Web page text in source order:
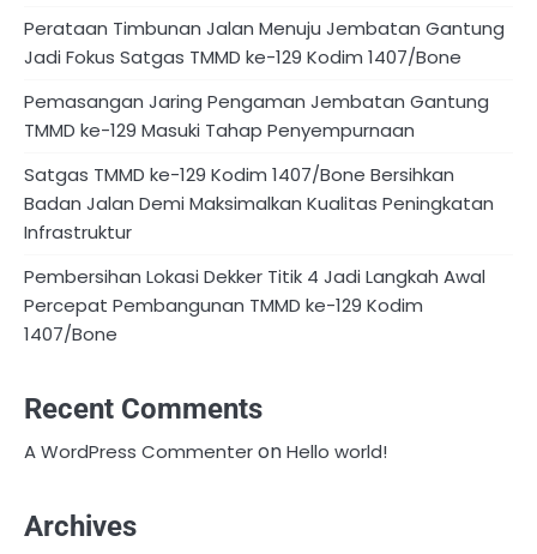
Perataan Timbunan Jalan Menuju Jembatan Gantung
Jadi Fokus Satgas TMMD ke-129 Kodim 1407/Bone
Pemasangan Jaring Pengaman Jembatan Gantung
TMMD ke-129 Masuki Tahap Penyempurnaan
Satgas TMMD ke-129 Kodim 1407/Bone Bersihkan
Badan Jalan Demi Maksimalkan Kualitas Peningkatan
Infrastruktur
Pembersihan Lokasi Dekker Titik 4 Jadi Langkah Awal
Percepat Pembangunan TMMD ke-129 Kodim
1407/Bone
Recent Comments
A WordPress CommenteronHello world!
Archives